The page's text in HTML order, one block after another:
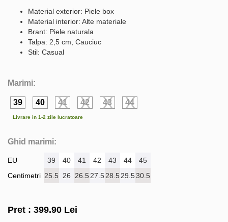
Material exterior: Piele box
Material interior: Alte materiale
Brant: Piele naturala
Talpa: 2,5 cm, Cauciuc
Stil: Casual
Marimi:
39 40 41 42 43 44
Livrare in 1-2 zile lucratoare
Ghid marimi:
EU
Centimetri
39 40 41 42 43 44
45
25.5 26 26.527.528.529.530.5
Pret : 399.90 Lei